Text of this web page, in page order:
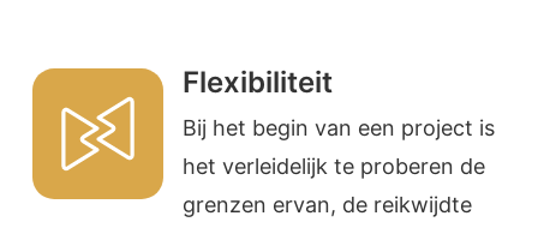
Flexibiliteit
Bij het begin van een project is
het verleidelijk te proberen de
grenzen ervan, de reikwijdte